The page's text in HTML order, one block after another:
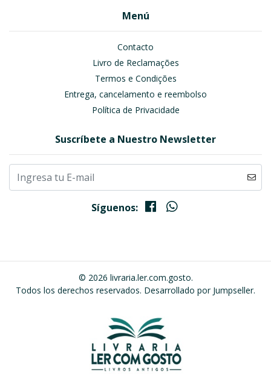
Menú
Contacto
Livro de Reclamações
Termos e Condições
Entrega, cancelamento e reembolso
Política de Privacidade
Suscríbete a Nuestro Newsletter
Síguenos:
© 2026 livraria.ler.com.gosto.
Todos los derechos reservados. Desarrollado por Jumpseller.